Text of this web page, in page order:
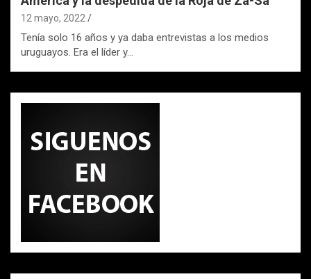
12 mayo, 2022
Tenía solo 16 años y ya daba entrevistas a los medios
uruguayos. Era el líder y…